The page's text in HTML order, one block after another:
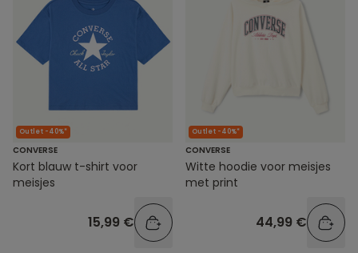
Outlet -40%*
CONVERSE
Kort blauw t-shirt voor
meisjes
15,99 €
Outlet -40%*
CONVERSE
Witte hoodie voor meisjes
met print
44,99 €